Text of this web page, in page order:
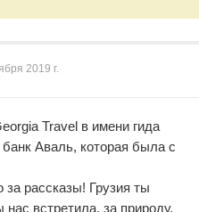
2019 г.
Travel в имени гида
Аваль, которая была с
рассказы! Грузия ты
встретила, за природу,